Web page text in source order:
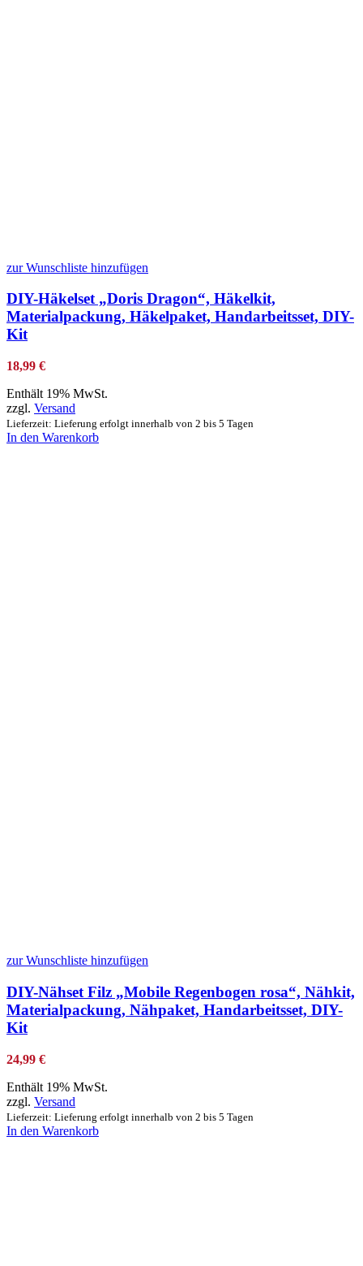
zur Wunschliste hinzufügen
DIY-Häkelset „Doris Dragon“, Häkelkit,
Materialpackung, Häkelpaket, Handarbeitsset, DIY-
Kit
18,99 €
Enthält 19% MwSt.
zzgl. Versand
Lieferzeit: Lieferung erfolgt innerhalb von 2 bis 5 Tagen
In den Warenkorb
zur Wunschliste hinzufügen
DIY-Nähset Filz „Mobile Regenbogen rosa“, Nähkit,
Materialpackung, Nähpaket, Handarbeitsset, DIY-
Kit
24,99 €
Enthält 19% MwSt.
zzgl. Versand
Lieferzeit: Lieferung erfolgt innerhalb von 2 bis 5 Tagen
In den Warenkorb